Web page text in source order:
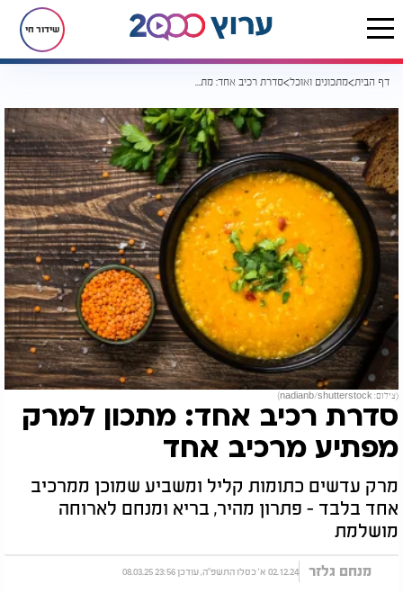
שידור חי
דף הבית מתכונים ואוכל סדרת רכיב אחד: מתכון למרק מפתיע מרכיב אחד
(צילום: nadianb/shutterstock)
סדרת רכיב אחד: מתכון למרק
מפתיע מרכיב אחד
מרק עדשים כתומות קליל ומשביע שמוכן ממרכיב
אחד בלבד - פתרון מהיר, בריא ומנחם לארוחה
מושלמת
מנחם גלזר 02.12.24 א' כסלו התשפ"ה, עודכן 23:56 08.03.25